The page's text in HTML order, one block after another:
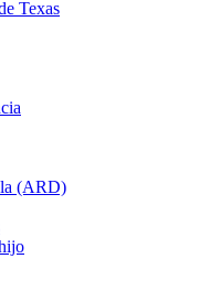
Texas
(ARD)